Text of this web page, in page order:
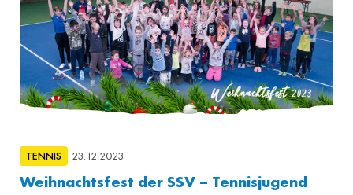
TENNIS 23.12.2023
Weihnachtsfest der SSV – Tennisjugend